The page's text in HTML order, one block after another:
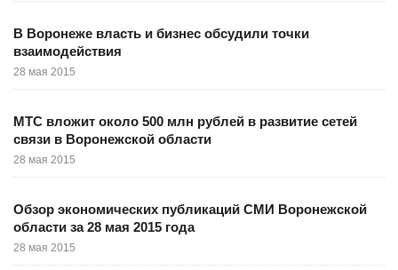
В Воронеже власть и бизнес обсудили точки
взаимодействия
28 мая 2015
МТС вложит около 500 млн рублей в развитие сетей
связи в Воронежской области
28 мая 2015
Обзор экономических публикаций СМИ Воронежской
области за 28 мая 2015 года
28 мая 2015